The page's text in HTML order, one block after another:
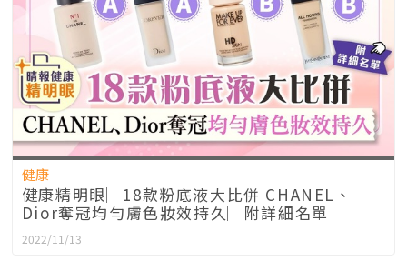
健康
健康精明眼︳18款粉底液大比併 CHANEL、
Dior奪冠均勻膚色妝效持久︳附詳細名單
2022/11/13